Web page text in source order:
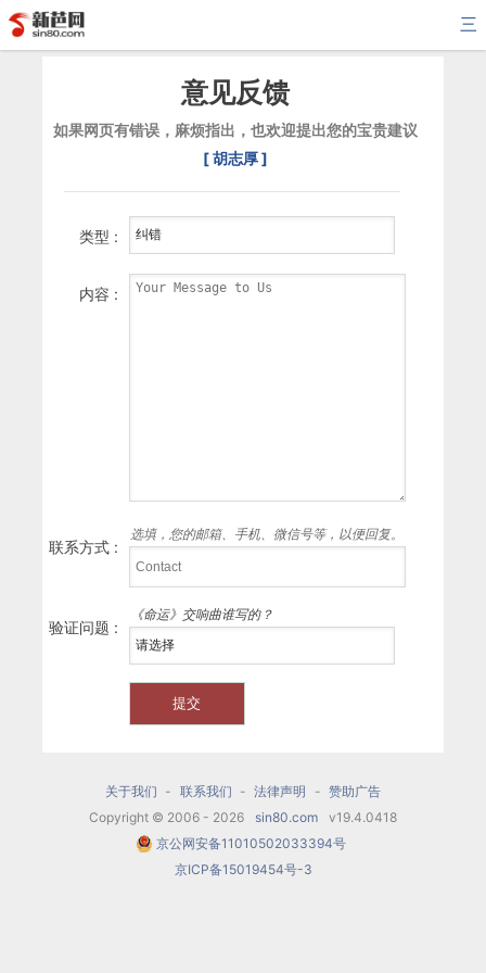
三
意见反馈
如果网页有错误，麻烦指出，也欢迎提出您的宝贵建议
[ 胡志厚 ]
类型 :
内容 :
联系方式 :
选填，您的邮箱、手机、微信号等，以便回复。
验证问题 :
《命运》交响曲谁写的？
关于我们 - 联系我们 - 法律声明 - 赞助广告
Copyright © 2006 - 2026
sin80.com
v19.4.0418
京公网安备11010502033394号
京ICP备15019454号-3